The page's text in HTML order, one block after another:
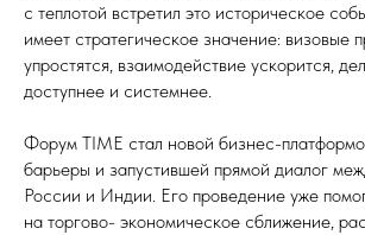
с теплотой встретил это историческое
имеет стратегическое значение: визовые
упростятся, взаимодействие ускорится,
доступнее и системнее.
Форум TIME стал новой бизнес-
барьеры и запустившей прямой диалог
России и Индии. Его проведение уже
на торгово- экономическое сближение,